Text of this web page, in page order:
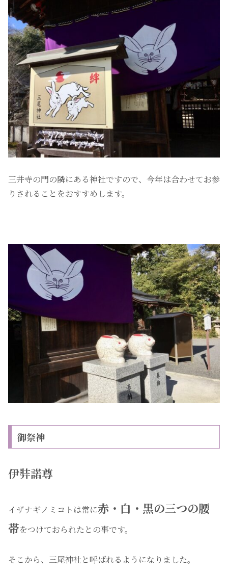
三井寺の門の隣にある神社ですので、今年は合わせてお参
りされることをおすすめします。
御祭神
伊弉諾尊
イザナギノミコトは常に赤・白・黒の三つの腰
帯をつけておられたとの事です。
そこから、三尾神社と呼ばれるようになりました。